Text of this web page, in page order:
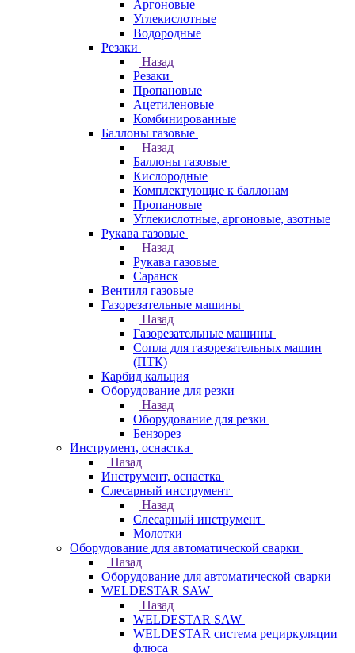
Аргоновые
Углекислотные
Водородные
Резаки
Назад
Резаки
Пропановые
Ацетиленовые
Комбинированные
Баллоны газовые
Назад
Баллоны газовые
Кислородные
Комплектующие к баллонам
Пропановые
Углекислотные, аргоновые, азотные
Рукава газовые
Назад
Рукава газовые
Саранск
Вентиля газовые
Газорезательные машины
Назад
Газорезательные машины
Сопла для газорезательных машин
(ПТК)
Карбид кальция
Оборудование для резки
Назад
Оборудование для резки
Бензорез
Инструмент, оснастка
Назад
Инструмент, оснастка
Слесарный инструмент
Назад
Слесарный инструмент
Молотки
Оборудование для автоматической сварки
Назад
Оборудование для автоматической сварки
WELDESTAR SAW
Назад
WELDESTAR SAW
WELDESTAR система рециркуляции
флюса